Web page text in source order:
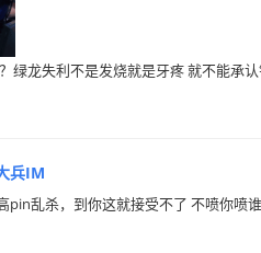
绿龙失利不是发烧就是牙疼 就不能承
兵IM
pin乱杀，到你这就接受不了 不喷你喷